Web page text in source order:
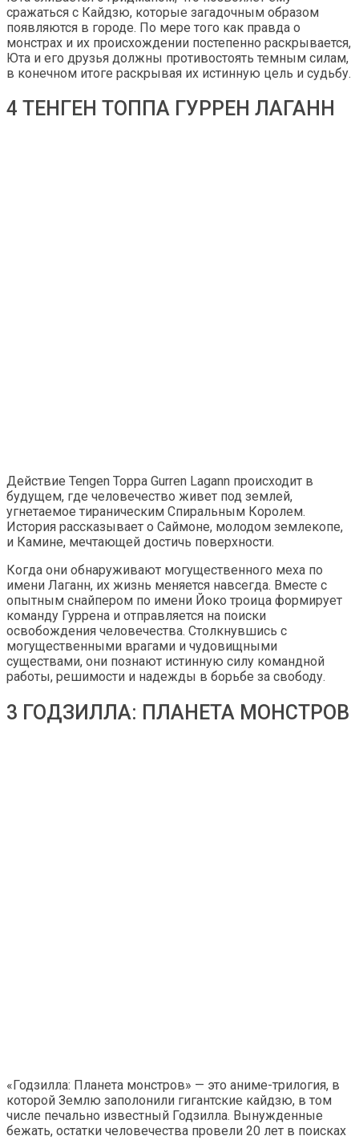
сражаться с Кайдзю, которые загадочным образом
появляются в городе. По мере того как правда о
монстрах и их происхождении постепенно раскрывается,
Юта и его друзья должны противостоять темным силам,
в конечном итоге раскрывая их истинную цель и судьбу.
4 ТЕНГЕН ТОППА ГУРРЕН ЛАГАНН
Действие Tengen Toppa Gurren Lagann происходит в
будущем, где человечество живет под землей,
угнетаемое тираническим Спиральным Королем.
История рассказывает о Саймоне, молодом землекопе,
и Камине, мечтающей достичь поверхности.
Когда они обнаруживают могущественного меха по
имени Лаганн, их жизнь меняется навсегда. Вместе с
опытным снайпером по имени Йоко троица формирует
команду Гуррена и отправляется на поиски
освобождения человечества. Столкнувшись с
могущественными врагами и чудовищными
существами, они познают истинную силу командной
работы, решимости и надежды в борьбе за свободу.
3 ГОДЗИЛЛА: ПЛАНЕТА МОНСТРОВ
«Годзилла: Планета монстров» — это аниме-трилогия, в
которой Землю заполонили гигантские кайдзю, в том
числе печально известный Годзилла. Вынужденные
бежать, остатки человечества провели 20 лет в поисках